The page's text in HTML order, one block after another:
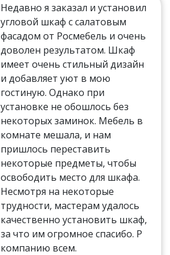
Недавно я заказал и установил
угловой шкаф с салатовым
фасадом от Росмебель и очень
доволен результатом. Шкаф
имеет очень стильный дизайн
и добавляет уют в мою
гостиную. Однако при
установке не обошлось без
некоторых заминок. Мебель в
комнате мешала, и нам
пришлось переставить
некоторые предметы, чтобы
освободить место для шкафа.
Несмотря на некоторые
трудности, мастерам удалось
качественно установить шкаф,
за что им огромное спасибо. Р
компанию всем.